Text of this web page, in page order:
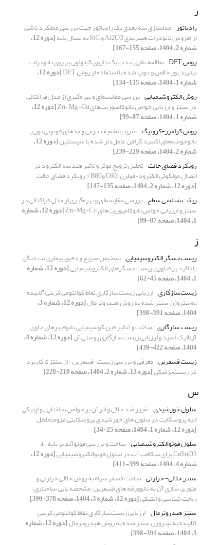
ر
رادیاتور مدلسازی سه بعدی یک رادیاتور جهت بررسی عملکرد ناشی
از افزودن نانوذرات هیبریدی Al2O3 و SiC به سیال پایه [دوره 12،
شماره 2، 1404، صفحه 155-167]
روش DFT
مطالعه نظری جذب یک داروی کینولون بر روی نانوذرات
نیترید بور خالص و دوپ شده با استفاده از روش DFT [دوره 12،
شماره 1، 1404، صفحه 115-134]
روش الکتروشیمیایی بررسی مقایسه‌ای و بهره‌گیری از مدل فراکتالی
در سنتز و ارزیابی خواص نانوکامپوزیت‌های Zn-Mg-Cu [دوره 12،
شماره 1، 1404، صفحه 87-99]
روش کرامرز-کرونیگ ضریب تضعیف جرمی و مدهای فونونی نوری
نانوخوشه‌های اکسید گرافن عامل‌دار شده با سیستئین [دوره 12،
شماره 2، 1404، صفحه 229-239]
رویکرد فضای حالت تحلیل تزویج موثر و تاثیر هندسه الکترود در
اتصال مولکولی الکترود-فولرن (C60 وB80): رویکرد فضای حالت
[دوره 12، شماره 2، 1404، صفحه 135-147]
ریخت شناسی سطح بررسی مقایسه‌ای و بهره‌گیری از مدل فراکتالی در
سنتز و ارزیابی خواص نانوکامپوزیت‌های Zn-Mg-Cu [دوره 12، شماره
1، 1404، صفحه 87-99]
ز
زیست‌حسگر الکتروشیمیایی تشخیص سریع و دقیق بیماری تب دنگی
با تاکید بر فناوری زیست حسگرهای الکتروشیمیایی [دوره 12، شماره
1، 1404، صفحه 45-62]
زیست‌سازگاری ارزیابی زیست‌سازگاری نقاط کوانتومی کربنی آلاییده
به نیتروژن سنتز شده به روش هیدروترمال [دوره 12، شماره 3،
1404، صفحه 391-398]
زیست سازگاری ساخت و آنالیز فیزیکوشیمیایی نانوفیبرهای حاوی
آزلائیک اسید و ارزیابی زیست سازگاری پوستی آن [دوره 12، شماره 4،
1404، صفحه 422-439]
زیست فسفرین معرفی و بررسی زیست-فسفرین : از سنتز تا کاربرد
در زیست‌پزشکی[دوره 12، شماره 2، 1404، صفحه 210-228]
س
سلول خورشیدی تغییر ضد حلال و اثر آن بر خواص ساختاری و اپتیکی
لایه پروسکایت در سلول های خورشیدی پروسکایتی مزومتخلخل
[دوره 12، شماره 1، 1404، صفحه 25-34]
سلول فوتوالکتروشیمیایی
ساخت و بررسی فوتوآند بر پایۀ a-
CuSnO3 برای شکافت آب در سلول فوتوالکتروشیمیایی [دوره 12،
شماره 4، 1404، صفحه 399-411]
سنتز حلالی- حرارتی ساخت فسفر سیاه به روش حلالی حرارتی ‌و
متورق سازی آن به نانوورقه های فسفرین: مشخصه یابی ساختاری،
ریخت شناسی و اپتیکی[دوره 12، شماره 3، 1404، صفحه 378-390]
سنتز هیدروترمال ارزیابی زیست‌سازگاری نقاط کوانتومی کربنی
آلاییده به نیتروژن سنتز شده به روش هیدروترمال [دوره 12، شماره
3، 1404، صفحه 391-398]